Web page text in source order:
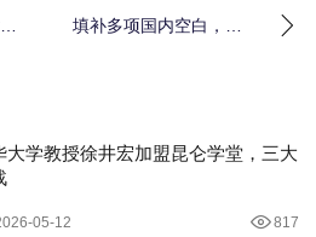
填补多项国内空白，恒
大学教授徐井宏加盟昆仑学堂，三大
05-12 817